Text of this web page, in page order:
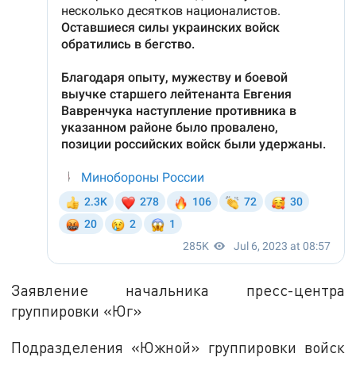
Заявление начальника пресс-центра
группировки «Юг»
Подразделения «Южной» группировки войск